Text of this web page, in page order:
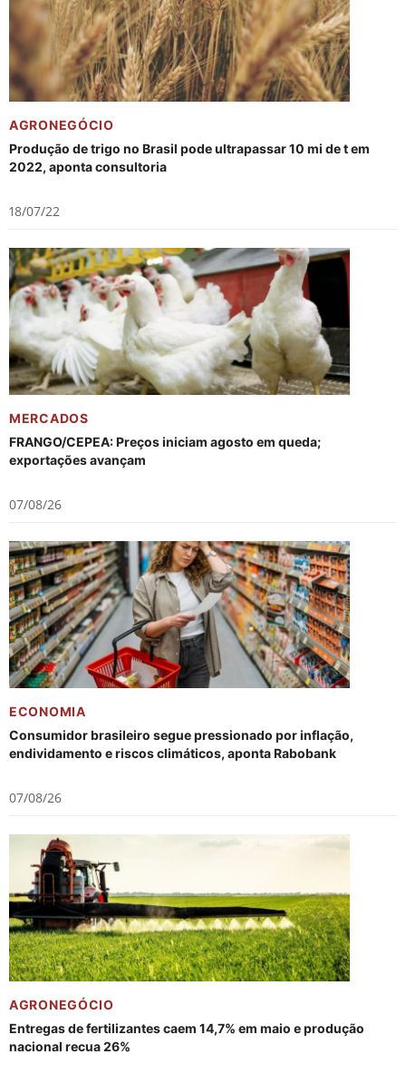
AGRONEGÓCIO
Produção de trigo no Brasil pode ultrapassar 10 mi de t em
2022, aponta consultoria
18/07/22
MERCADOS
FRANGO/CEPEA: Preços iniciam agosto em queda;
exportações avançam
07/08/26
ECONOMIA
Consumidor brasileiro segue pressionado por inflação,
endividamento e riscos climáticos, aponta Rabobank
07/08/26
AGRONEGÓCIO
Entregas de fertilizantes caem 14,7% em maio e produção
nacional recua 26%